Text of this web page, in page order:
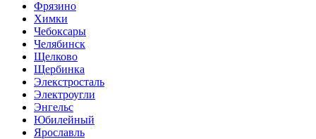
Фрязино
Химки
Чебоксары
Челябинск
Щелково
Щербинка
Элекстросталь
Электроугли
Энгельс
Юбилейный
Ярославль